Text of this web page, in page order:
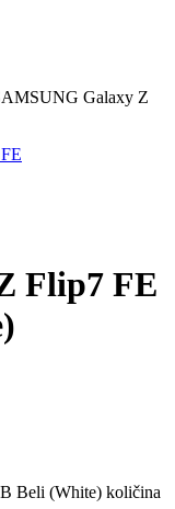
Galaxy Z
Flip7 FE
Beli (White) količina